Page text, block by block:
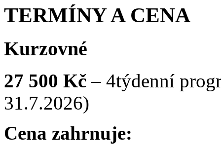
TERMÍNY A CENA
Kurzovné
27 500 Kč – 4týdenní
31.7.2026)
Cena zahrnuje: